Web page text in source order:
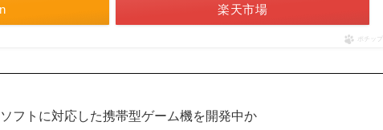
楽天市場
ポチップ
フトに対応した携帯型ゲーム機を開発中か